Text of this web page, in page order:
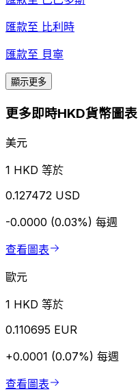
匯款至 比利時
匯款至 貝寧
顯示更多
更多即時HKD貨幣圖表
美元
1 HKD 等於
0.127472 USD
-0.0000 (0.03%) 每週
查看圖表
歐元
1 HKD 等於
0.110695 EUR
+0.0001 (0.07%) 每週
查看圖表